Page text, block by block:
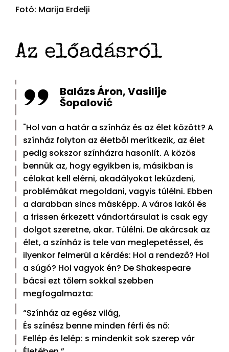
Fotó: Marija Erdelji
Az előadásról
Balázs Áron, Vasilije
Šopalović
"Hol van a határ a színház és az élet között? A
színház folyton az életből merítkezik, az élet
pedig sokszor színházra hasonlít. A közös
bennük az, hogy egyikben is, másikban is
célokat kell elérni, akadályokat leküzdeni,
problémákat megoldani, vagyis túlélni. Ebben
a darabban sincs másképp. A város lakói és
a frissen érkezett vándortársulat is csak egy
dolgot szeretne, akar. Túlélni. De akárcsak az
élet, a színház is tele van meglepetéssel, és
ilyenkor felmerül a kérdés: Hol a rendező? Hol
a súgó? Hol vagyok én? De Shakespeare
bácsi ezt tőlem sokkal szebben
megfogalmazta:
“Színház az egész világ,
És színész benne minden férfi és nő:
Fellép és lelép: s mindenkit sok szerep vár